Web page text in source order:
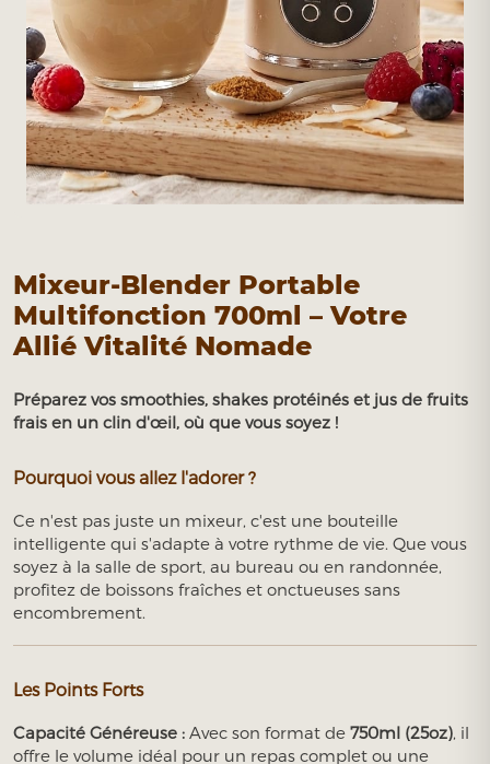
Mixeur-Blender Portable
Multifonction 700ml – Votre
Allié Vitalité Nomade
Préparez vos smoothies, shakes protéinés et jus de fruits
frais en un clin d'œil, où que vous soyez !
Pourquoi vous allez l'adorer ?
Ce n'est pas juste un mixeur, c'est une bouteille
intelligente qui s'adapte à votre rythme de vie. Que vous
soyez à la salle de sport, au bureau ou en randonnée,
profitez de boissons fraîches et onctueuses sans
encombrement.
Les Points Forts
Capacité Généreuse : Avec son format de 750ml (25oz), il
offre le volume idéal pour un repas complet ou une